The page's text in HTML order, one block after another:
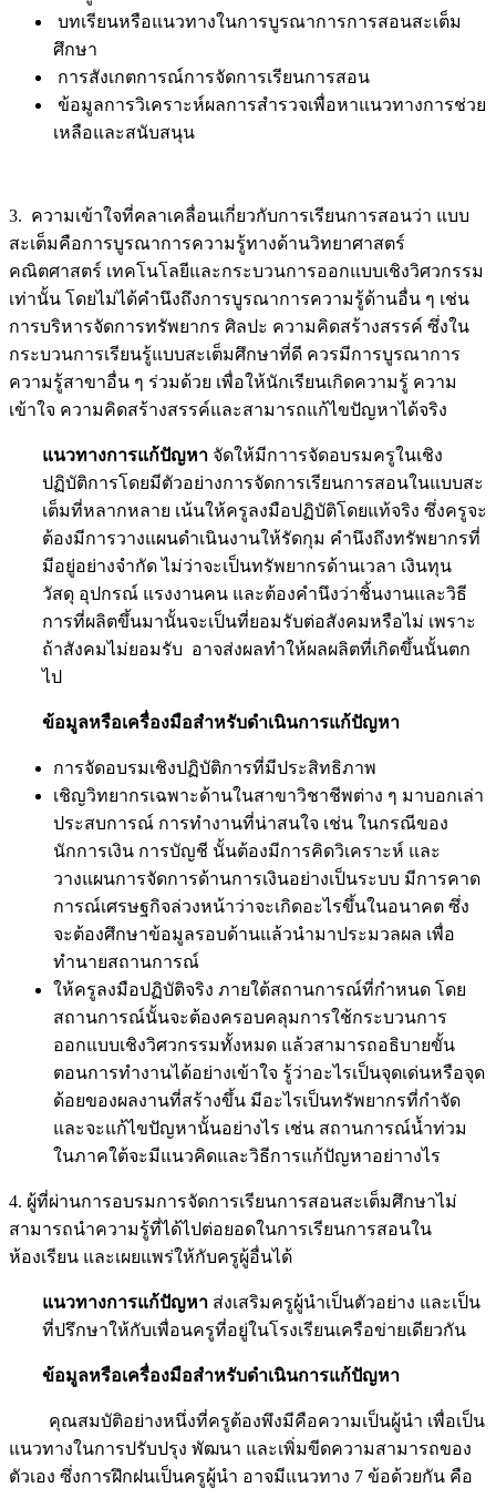
บทเรียนหรือแนวทางในการบูรณาการการสอนสะเต็ม
ศึกษา
การสังเกตการณ์การจัดการเรียนการสอน
ข้อมูลการวิเคราะห์ผลการสำรวจเพื่อหาแนวทางการช่วย
เหลือและสนับสนุน
3. ความเข้าใจที่คลาเคลื่อนเกี่ยวกับการเรียนการสอนว่า แบบ
สะเต็มคือการบูรณาการความรู้ทางด้านวิทยาศาสตร์
คณิตศาสตร์ เทคโนโลยีและกระบวนการออกแบบเชิงวิศวกรรม
เท่านั้น โดยไม่ได้คำนึงถึงการบูรณาการความรู้ด้านอื่น ๆ เช่น
การบริหารจัดการทรัพยากร ศิลปะ ความคิดสร้างสรรค์ ซึ่งใน
กระบวนการเรียนรู้แบบสะเต็มศึกษาที่ดี ควรมีการบูรณาการ
ความรู้สาขาอื่น ๆ ร่วมด้วย เพื่อให้นักเรียนเกิดความรู้ ความ
เข้าใจ ความคิดสร้างสรรค์และสามารถแก้ไขปัญหาได้จริง
แนวทางการแก้ปัญหา จัดให้มีกาารจัดอบรมครูในเชิง
ปฏิบัติการโดยมีตัวอย่างการจัดการเรียนการสอนในแบบสะ
เต็มที่หลากหลาย เน้นให้ครูลงมือปฏิบัติโดยแท้จริง ซึ่งครูจะ
ต้องมีการวางแผนดำเนินงานให้รัดกุม คำนึงถึงทรัพยากรที่
มีอยู่อย่างจำกัด ไม่ว่าจะเป็นทรัพยากรด้านเวลา เงินทุน
วัสดุ อุปกรณ์ แรงงานคน และต้องคำนึงว่าชิ้นงานและวิธี
การที่ผลิตขึ้นมานั้นจะเป็นที่ยอมรับต่อสังคมหรือไม่ เพราะ
ถ้าสังคมไม่ยอมรับ อาจส่งผลทำให้ผลผลิตที่เกิดขึ้นนั้นตก
ไป
ข้อมูลหรือเครื่องมือสำหรับดำเนินการแก้ปัญหา
การจัดอบรมเชิงปฏิบัติการที่มีประสิทธิภาพ
เชิญวิทยากรเฉพาะด้านในสาขาวิชาชีพต่าง ๆ มาบอกเล่า
ประสบการณ์ การทำงานที่น่าสนใจ เช่น ในกรณีของ
นักการเงิน การบัญชี นั้นต้องมีการคิดวิเคราะห์ และ
วางแผนการจัดการด้านการเงินอย่างเป็นระบบ มีการคาด
การณ์เศรษฐกิจล่วงหน้าว่าจะเกิดอะไรขึ้นในอนาคต ซึ่ง
จะต้องศึกษาข้อมูลรอบด้านแล้วนำมาประมวลผล เพื่อ
ทำนายสถานการณ์
ให้ครูลงมือปฏิบัติจริง ภายใต้สถานการณ์ที่กำหนด โดย
สถานการณ์นั้นจะต้องครอบคลุมการใช้กระบวนการ
ออกแบบเชิงวิศวกรรมทั้งหมด แล้วสามารถอธิบายขั้น
ตอนการทำงานได้อย่างเข้าใจ รู้ว่าอะไรเป็นจุดเด่นหรือจุด
ด้อยของผลงานที่สร้างขึ้น มีอะไรเป็นทรัพยากรที่กำจัด
และจะแก้ไขปัญหานั้นอย่างไร เช่น สถานการณ์น้ำท่วม
ในภาคใต้จะมีแนวคิดและวิธีการแก้ปัญหาอย่าางไร
4. ผู้ที่ผ่านการอบรมการจัดการเรียนการสอนสะเต็มศึกษาไม่
สามารถนำความรู้ที่ได้ไปต่อยอดในการเรียนการสอนใน
ห้องเรียน และเผยแพร่ให้กับครูผู้อื่นได้
แนวทางการแก้ปัญหา ส่งเสริมครูผู้นำเป็นตัวอย่าง และเป็น
ที่ปรึกษาให้กับเพื่อนครูที่อยู่ในโรงเรียนเครือข่ายเดียวกัน
ข้อมูลหรือเครื่องมือสำหรับดำเนินการแก้ปัญหา
คุณสมบัติอย่างหนึ่งที่ครูต้องพึงมีคือความเป็นผู้นำ เพื่อเป็น
แนวทางในการปรับปรุง พัฒนา และเพิ่มขีดความสามารถของ
ตัวเอง ซึ่งการฝึกฝนเป็นครูผู้นำ อาจมีแนวทาง 7 ข้อด้วยกัน คือ